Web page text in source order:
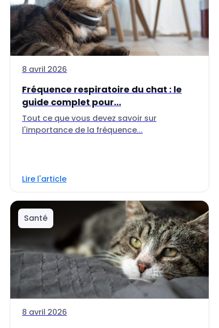
8 avril 2026
Fréquence respiratoire du chat : le
guide complet pour...
Tout ce que vous devez savoir sur
l'importance de la fréquence...
Lire l'article
Santé
8 avril 2026